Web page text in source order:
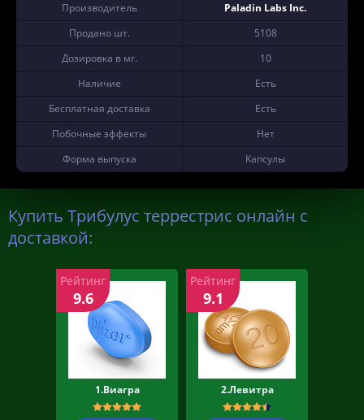
Производитель
Paladin Labs Inc.
Продано шт.
5108
Дозировка в мг.
10
Наличие
Есть
Бесплатная доставка
Есть
Побочные эффекты
Нет
Форма выпуска
Капсулы
Купить Трибулус террестрис онлайн с
доставкой:
1.Виагра
Рейтинг
9.6
2.Левитра
Рейтинг
9.1